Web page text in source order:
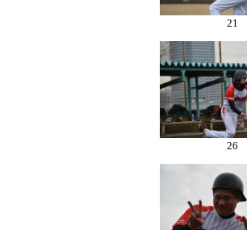
21
26